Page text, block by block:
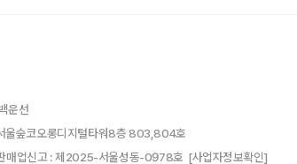
운선
울숲코오롱디지털타워8층 803,804호
매업신고 : 제2025-서울성동-0978호 [사업자정보확인]